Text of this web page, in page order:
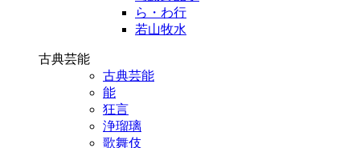
ら・わ行
若山牧水
古典芸能
古典芸能
能
狂言
浄瑠璃
歌舞伎